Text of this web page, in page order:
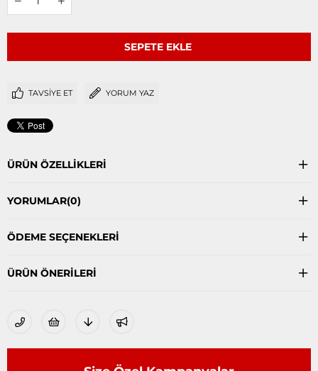
TAVSIYE ET YORUM YAZ
ÜRÜN ÖZELLIKLERI
YORUMLAR(0)
ÖDEME SEÇENEKLERI
ÜRÜN ÖNERILERI